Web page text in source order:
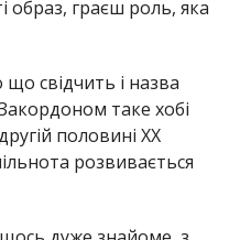
образ, граєш роль, яка
свідчить і назва
таке хобі
половині XX
розвивається